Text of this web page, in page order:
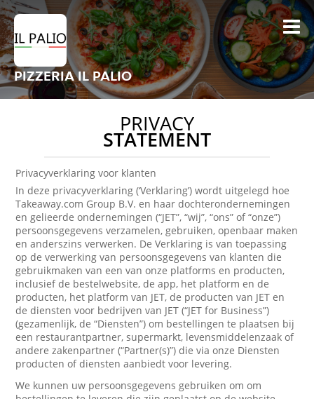
PIZZERIA IL PALIO
PRIVACY
STATEMENT
Privacyverklaring voor klanten
In deze privacyverklaring (‘Verklaring’) wordt uitgelegd hoe
Takeaway.com Group B.V. en haar dochterondernemingen
en gelieerde ondernemingen (“JET”, “wij”, “ons” of “onze”)
persoonsgegevens verzamelen, gebruiken, openbaar maken
en anderszins verwerken. De Verklaring is van toepassing
op de verwerking van persoonsgegevens van klanten die
gebruikmaken van een van onze platforms en producten,
inclusief de bestelwebsite, de app, het platform en de
producten, het platform van JET, de producten van JET en
de diensten voor bedrijven van JET (“JET for Business”)
(gezamenlijk, de “Diensten”) om bestellingen te plaatsen bij
een restaurantpartner, supermarkt, levensmiddelenzaak of
andere zakenpartner (“Partner(s)”) die via onze Diensten
producten of diensten aanbiedt voor levering.
We kunnen uw persoonsgegevens gebruiken om om